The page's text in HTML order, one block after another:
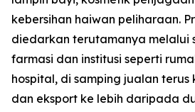
kebersihan haiwan peliharaan.
diedarkan terutamanya melalui
farmasi dan institusi seperti
hospital, di samping jualan
dan eksport ke lebih daripada